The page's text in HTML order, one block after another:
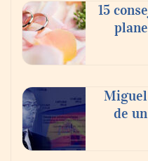
Toro Tapas
experiencia desde
anochecer con
15
Miguel
de